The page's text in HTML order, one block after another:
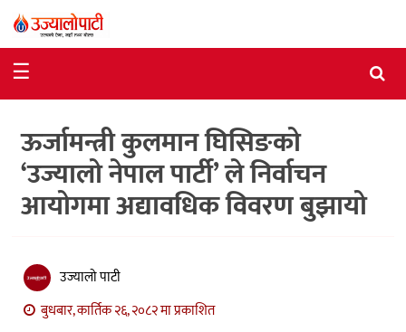
राजनीति
विशेष
आर्थिक
विचार
मनोरञ्जन
☰
ऊर्जामन्त्री कुलमान घिसिङको
‘उज्यालो नेपाल पार्टी’ ले निर्वाचन
आयोगमा अद्यावधिक विवरण बुझायो
उज्यालो पाटी
बुधबार, कार्तिक २६, २०८२ मा प्रकाशित